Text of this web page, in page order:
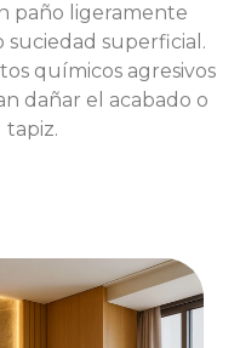
paño ligeramente
superficial.
químicos agresivos
dañar el acabado o
tapiz.